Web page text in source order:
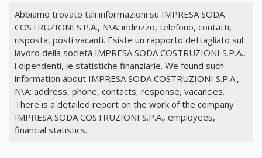
Abbiamo trovato tali informazioni su IMPRESA SODA
COSTRUZIONI S.P.A., N\A: indirizzo, telefono, contatti,
risposta, posti vacanti. Esiste un rapporto dettagliato sul
lavoro della società IMPRESA SODA COSTRUZIONI S.P.A.,
i dipendenti, le statistiche finanziarie. We found such
information about IMPRESA SODA COSTRUZIONI S.P.A.,
N\A: address, phone, contacts, response, vacancies.
There is a detailed report on the work of the company
IMPRESA SODA COSTRUZIONI S.P.A., employees,
financial statistics.